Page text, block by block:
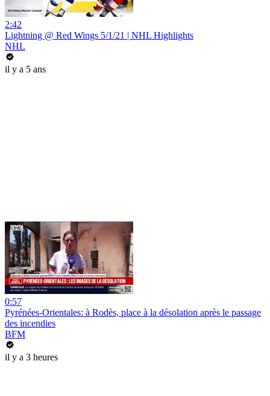
2:42
Lightning @ Red Wings 5/1/21 | NHL Highlights
NHL
il y a 5 ans
0:57
Pyrénées-Orientales: à Rodès, place à la désolation après le passage
des incendies
BFM
il y a 3 heures